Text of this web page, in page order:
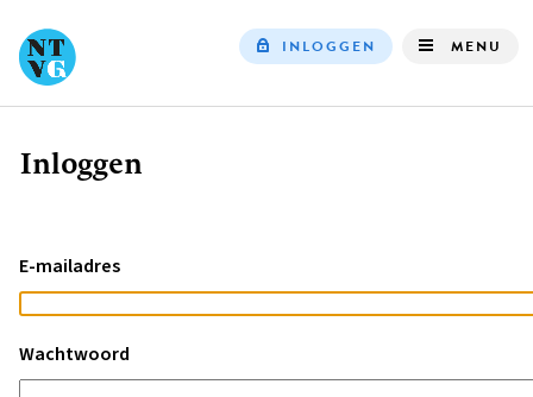
INLOGGEN MENU
Kruimelpad
Inloggen
E-mailadres
Wachtwoord